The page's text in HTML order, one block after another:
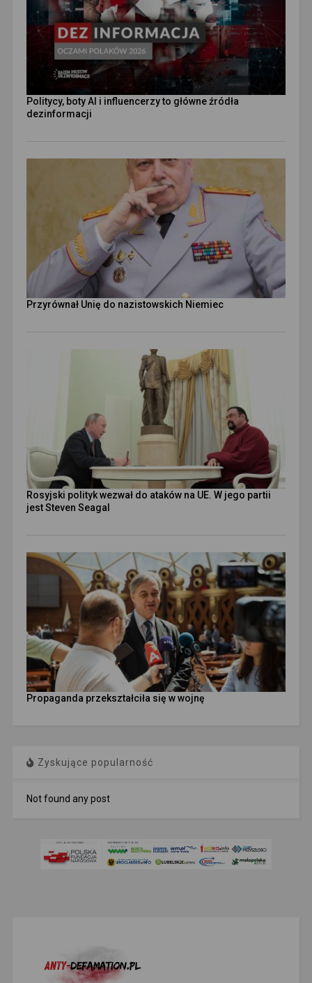
Politycy, boty AI i influencerzy to główne źródła
dezinformacji
Przyrównał Unię do nazistowskich Niemiec
Rosyjski polityk wezwał do ataków na UE. W jego partii
jest Steven Seagal
Propaganda przekształciła się w wojnę
Zyskujące popularność
Not found any post